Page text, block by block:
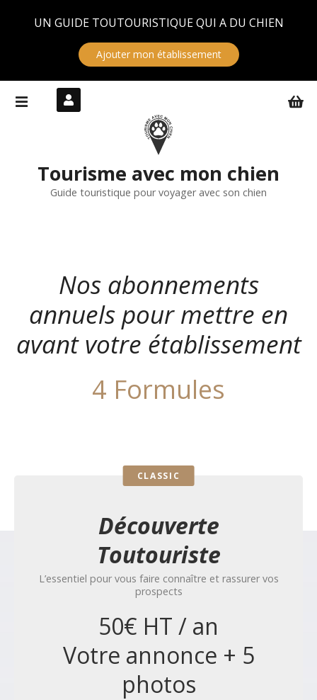
UN GUIDE TOUTOURISTIQUE QUI A DU CHIEN
Ajouter mon établissement
Tourisme avec mon chien
Guide touristique pour voyager avec son chien
Nos abonnements
annuels pour mettre en
avant votre établissement
4 Formules
CLASSIC
Découverte
Toutouriste
L’essentiel pour vous faire connaître et rassurer vos
prospects
50€ HT / an
Votre annonce + 5
photos